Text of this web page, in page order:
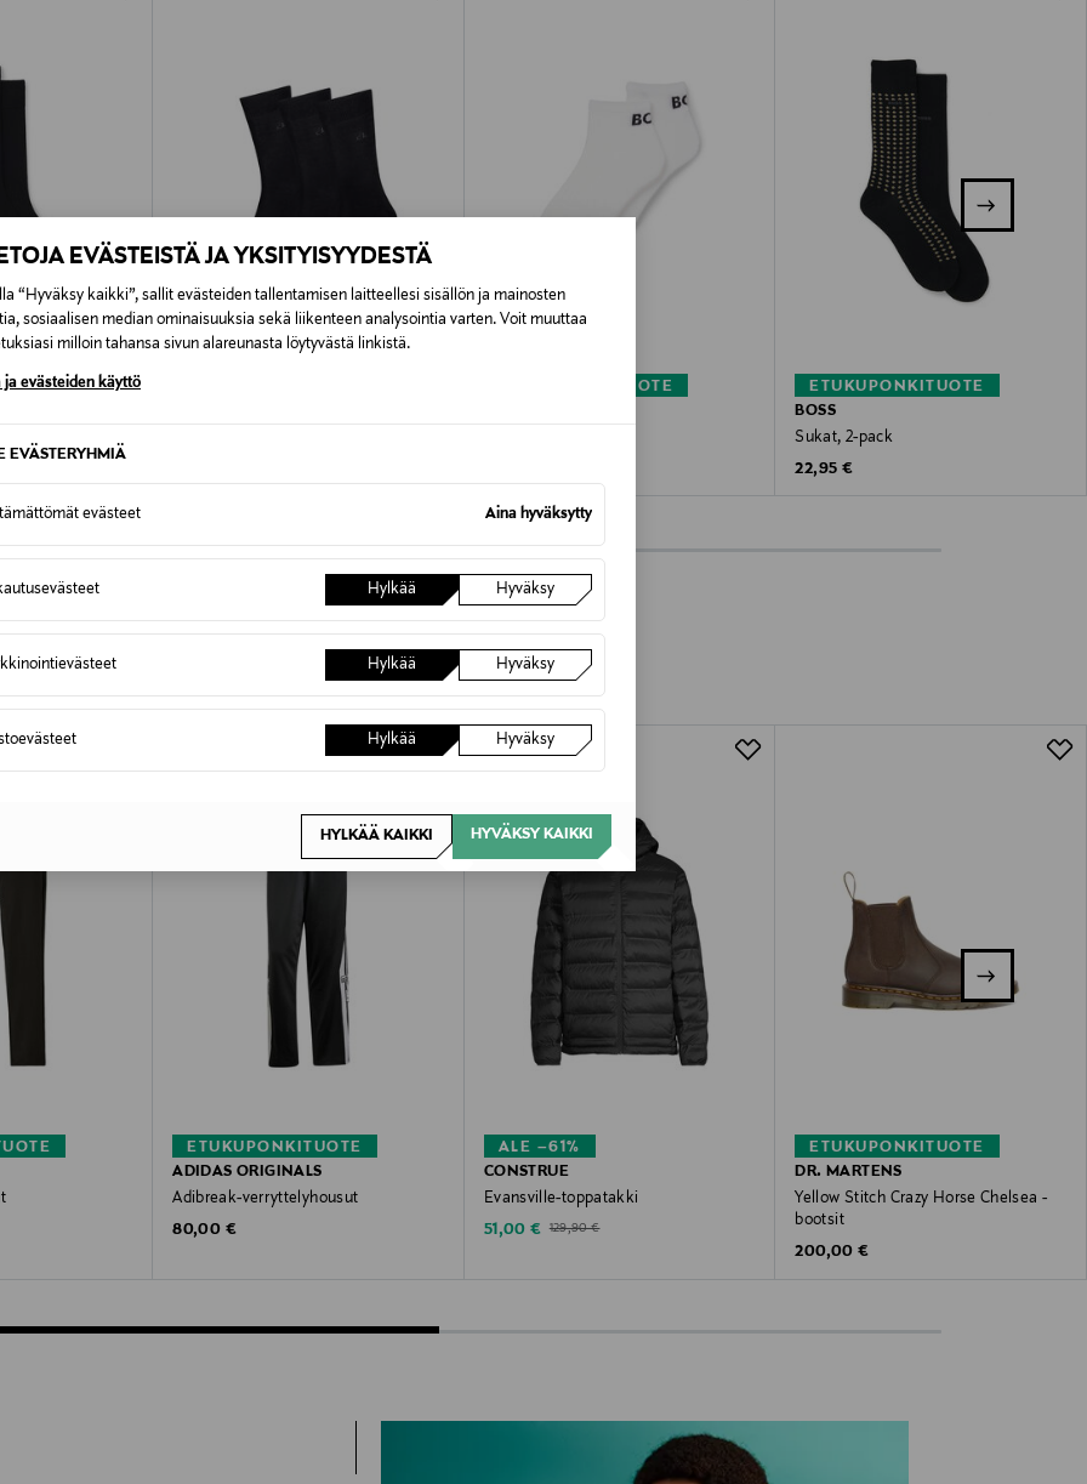
EVÄSTEISTÄ JA YKSITYISYYDESTÄ
“Hyväksy kaikki”, sallit evästeiden tallentamisen laitteellesi sisällön ja mainosten
sosiaalisen median ominaisuuksia sekä liikenteen analysointia varten. Voit muuttaa
milloin tahansa sivun alareunasta löytyvästä linkistä.
ja evästeiden käyttö
EVÄSTERYHMIÄ
evästeet Aina hyväksytty
Hylkää Hyväksy
Hylkää Hyväksy
Hylkää Hyväksy
HYLKÄÄ KAIKKI HYVÄKSY KAIKKI
ETUKUPONKITUOTE
ETUKUPONKITUOTE
BOSS
Sukat, 2-pack
Original Price
22,95 €
ETUKUPONKITUOTE
ADIDAS ORIGINALS
Adibreak-verryttelyhousut
Original Price
80,00 €
ALE –61%
CONSTRUE
Evansville-toppatakki
Discounted Price
51,00 € Original Price
129,90 €
ETUKUPONKITUOTE
DR. MARTENS
Yellow Stitch Crazy Horse Chelsea -
bootsit
Original Price
200,00 €